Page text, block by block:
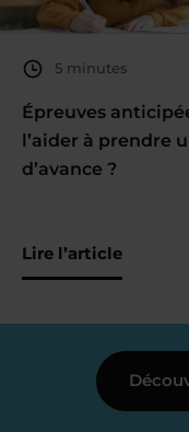
5 minutes
Épreuves
l’aider à prendre
d’avance ?
Lire l’article